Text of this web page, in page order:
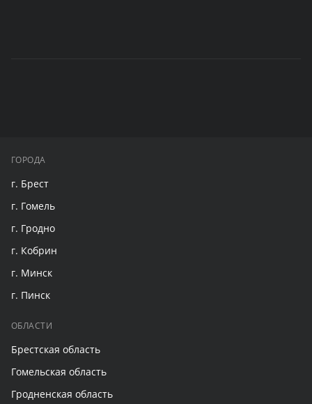
ГОРОДА
г. Брест
г. Гомель
г. Гродно
г. Кобрин
г. Минск
г. Пинск
ОБЛАСТИ
Брестская область
Гомельская область
Гродненская область